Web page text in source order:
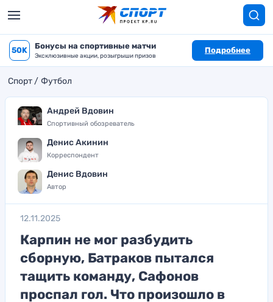
50K Бонусы на спортивные матчи
Эксклюзивные акции, розыгрыши призов
Подробнее
Спорт Футбол
Андрей Вдовин
Спортивный обозреватель
Денис Акинин
Корреспондент
Денис Вдовин
Автор
12.11.2025
Карпин не мог разбудить
сборную, Батраков пытался
тащить команду, Сафонов
проспал гол. Что произошло в